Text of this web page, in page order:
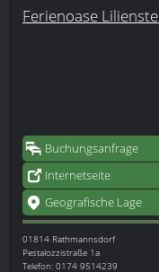
Ferienoase
Buchungsanfrage
Internetseite
Geografische Lage
01814 Rathmannsdorf
Pestalozzistraße 1a
Telefon: 0174 9514239